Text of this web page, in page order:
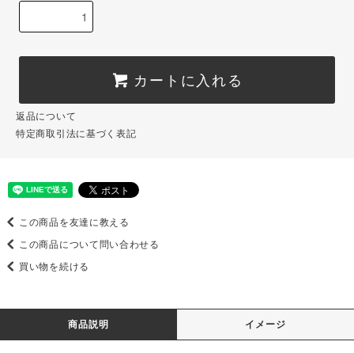
カートに入れる
返品について
特定商取引法に基づく表記
この商品を友達に教える
この商品について問い合わせる
買い物を続ける
商品説明 イメージ